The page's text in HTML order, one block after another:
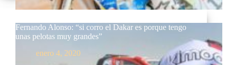
Fernando Alonso: “si corro el Dakar es porque tengo
unas pelotas muy grandes”
enero 4, 2020